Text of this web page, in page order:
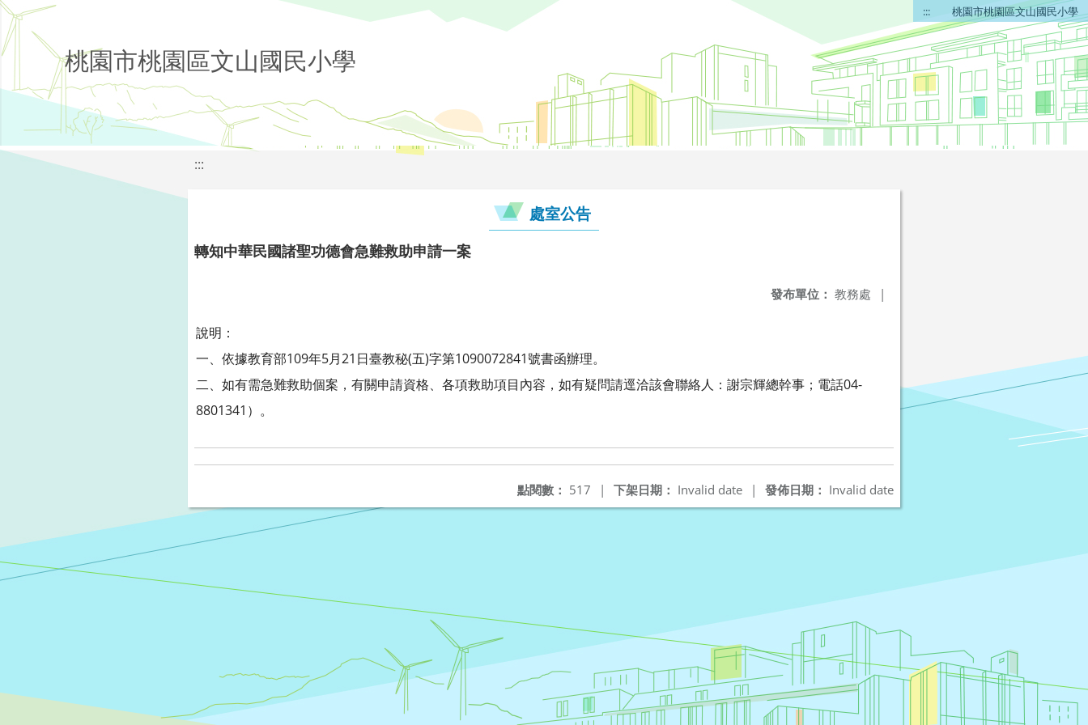
::: 桃園市桃園區文山國民小學
桃園市桃園區文山國民小學
:::
處室公告
轉知中華民國諸聖功德會急難救助申請一案
發布單位： 教務處 |
說明：
一、依據教育部109年5月21日臺教秘(五)字第1090072841號書函辦理。
二、如有需急難救助個案，有關申請資格、各項救助項目內容，如有疑問請逕洽該會聯絡人：謝宗輝總幹事；電話04-
8801341）。
發佈日期： Invalid date
下架日期： Invalid date |
點閱數： 517 |